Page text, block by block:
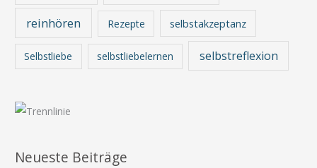
reinhören Rezepte selbstakzeptanz
Selbstliebe selbstliebelernen selbstreflexion
Neueste Beiträge